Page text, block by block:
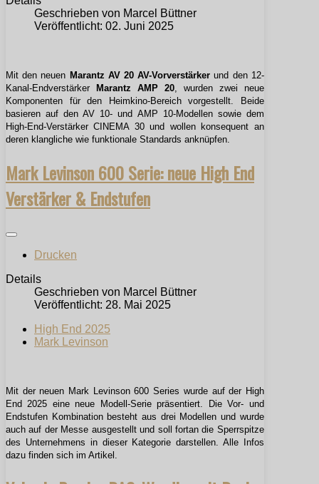
Geschrieben von Marcel Büttner
Veröffentlicht: 02. Juni 2025
Mit den neuen Marantz AV 20 AV-Vorverstärker und den 12-
Kanal-Endverstärker Marantz AMP 20, wurden zwei neue
Komponenten für den Heimkino-Bereich vorgestellt. Beide
basieren auf den AV 10- und AMP 10-Modellen sowie dem
High-End-Verstärker CINEMA 30 und wollen konsequent an
deren klangliche wie funktionale Standards anknüpfen.
Mark Levinson 600 Serie: neue High End
Verstärker & Endstufen
Drucken
Details
Geschrieben von Marcel Büttner
Veröffentlicht: 28. Mai 2025
High End 2025
Mark Levinson
Mit der neuen Mark Levinson 600 Series wurde auf der High
End 2025 eine neue Modell-Serie präsentiert. Die Vor- und
Endstufen Kombination besteht aus drei Modellen und wurde
auch auf der Messe ausgestellt und soll fortan die Sperrspitze
des Unternehmens in dieser Kategorie darstellen. Alle Infos
dazu finden sich im Artikel.